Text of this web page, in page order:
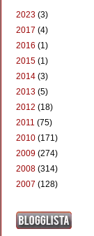
2023 (3)
2017 (4)
2016 (1)
2015 (1)
2014 (3)
2013 (5)
2012 (18)
2011 (75)
2010 (171)
2009 (274)
2008 (314)
2007 (128)